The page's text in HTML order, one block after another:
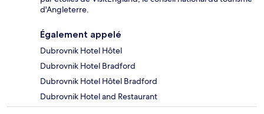
d'Angleterre.
Également appelé
Dubrovnik Hotel Hôtel
Dubrovnik Hotel Bradford
Dubrovnik Hotel Hôtel Bradford
Dubrovnik Hotel and Restaurant